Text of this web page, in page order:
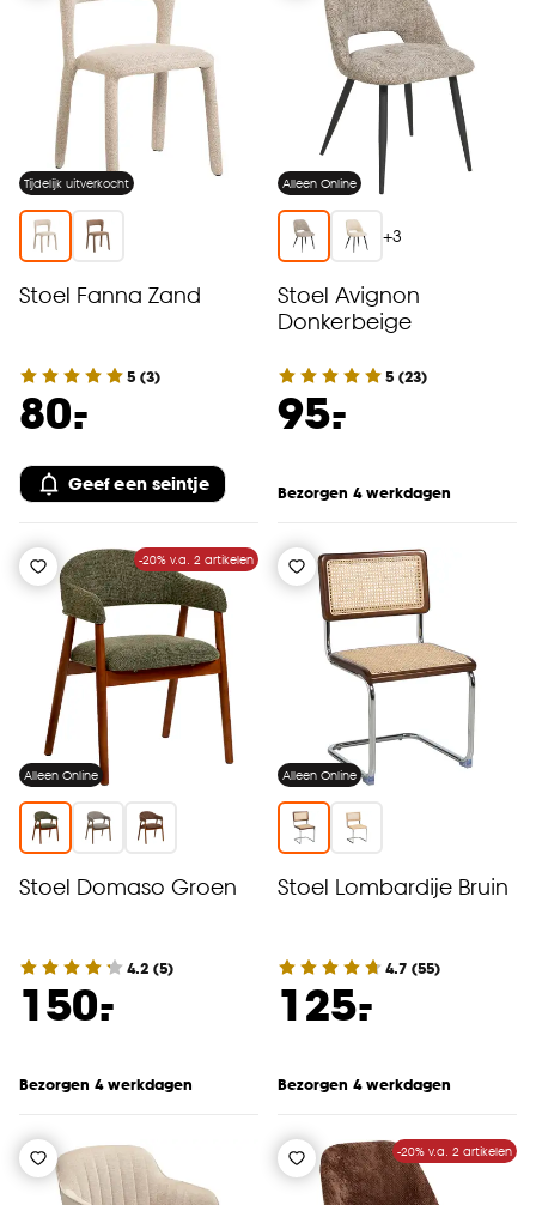
Tijdelijk uitverkocht
Stoel Fanna Zand
5 (3)
80.
-
Geef een seintje
Alleen Online
+3
Stoel Avignon
Donkerbeige
5 (23)
95.
-
Bezorgen 4 werkdagen
-20% v.a. 2 artikelen
Alleen Online
Stoel Domaso Groen
4.2 (5)
150.
-
Bezorgen 4 werkdagen
Alleen Online
Stoel Lombardije Bruin
4.7 (55)
125.
-
Bezorgen 4 werkdagen
-20% v.a. 2 artikelen